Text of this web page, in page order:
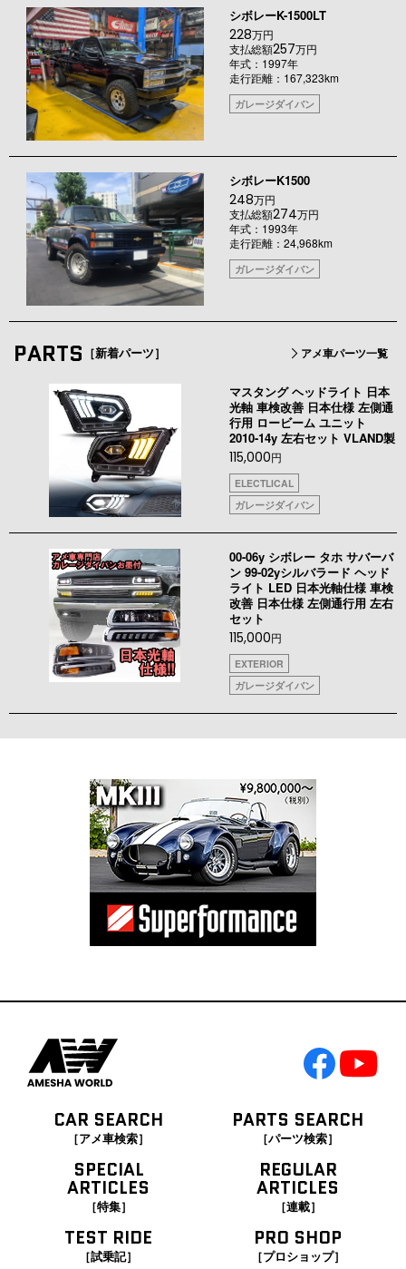
シボレーK-1500LT
228万円
支払総額257万円
年式：1997年
走行距離：167,323km
ガレージダイバン
シボレーK1500
248万円
支払総額274万円
年式：1993年
走行距離：24,968km
ガレージダイバン
PARTS ［新着パーツ］ アメ車パーツ一覧
マスタング ヘッドライト 日本
光軸 車検改善 日本仕様 左側通
行用 ロービーム ユニット
2010-14y 左右セット VLAND製
115,000円
ELECTLICAL
ガレージダイバン
00-06y シボレー タホ サバーバ
ン 99-02yシルバラード ヘッド
ライト LED 日本光軸仕様 車検
改善 日本仕様 左側通行用 左右
セット
115,000円
EXTERIOR
ガレージダイバン
CAR SEARCH
［アメ車検索］
PARTS SEARCH
［パーツ検索］
SPECIAL
ARTICLES
［特集］
REGULAR
ARTICLES
［連載］
TEST RIDE
［試乗記］
PRO SHOP
［プロショップ］